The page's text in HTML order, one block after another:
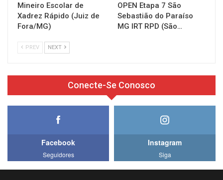
Mineiro Escolar de
Xadrez Rápido (Juiz de
Fora/MG)
OPEN Etapa 7 São
Sebastião do Paraíso
MG IRT RPD (São…
PREV NEXT
Conecte-Se Conosco
Facebook
Seguidores
Instagram
Siga